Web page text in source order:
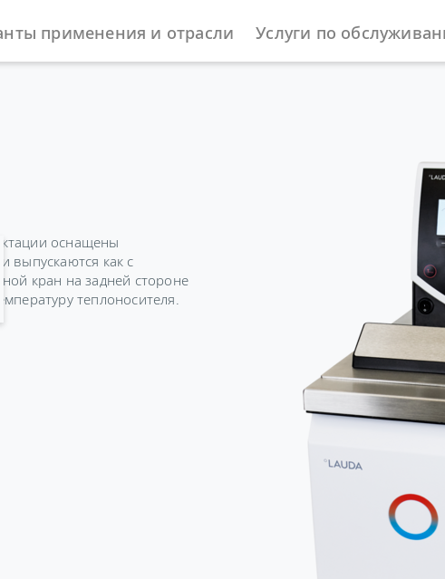
применения и отрасли Услуги по
Охлаждающие термостаты Universa
оснащены
выпускаются как с
кран на задней стороне
теплоносителя.